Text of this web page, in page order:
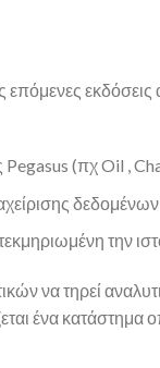
(πχ Oil ,
την
να τηρεί
ένα κατάστημα